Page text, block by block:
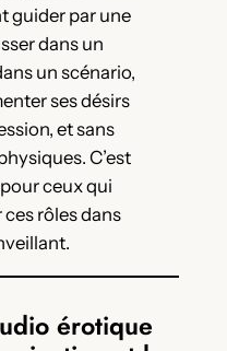
guider par une
dans un
un scénario,
ses désirs
et sans
C’est
ceux qui
rôles dans
érotique